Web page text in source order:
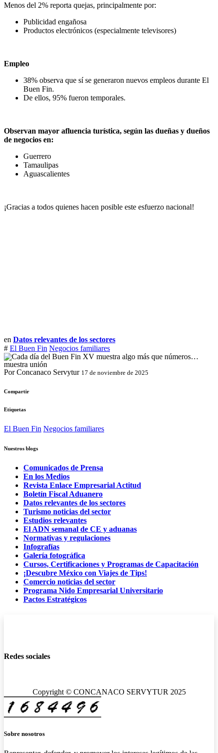
Menos del 2% reporta quejas, principalmente por:
Publicidad engañosa
Productos electrónicos (especialmente televisores)
Empleo
38% observa que sí se generaron nuevos empleos durante El
Buen Fin.
De ellos, 95% fueron temporales.
Observan mayor afluencia turística, según las dueñas y dueños
de negocios en:
Guerrero
Tamaulipas
⁠Aguascalientes
¡Gracias a todos quienes hacen posible este esfuerzo nacional!
en Datos relevantes de los sectores
# El Buen Fin Negocios familiares
Por Concanaco Servytur 17 de noviembre de 2025
Compartir
Etiquetas
El Buen Fin Negocios familiares
Nuestros blogs
Comunicados de Prensa
En los Medios
Revista Enlace Empresarial Actitud
Boletín Fiscal Aduanero
Datos relevantes de los sectores
Turismo noticias del sector
Estudios relevantes
El ADN semanal de CE y aduanas
Normativas y regulaciones
Infografías
Galería fotográfica
Cursos, Certificaciones y Programas de Capacitación
¡Descubre México con Viajes de Tips!
Comercio noticias del sector
Programa Nido Empresarial Universitario
Pactos Estratégicos
Redes sociales
Copyright © CONCANACO SERVYTUR 2025
Sobre nosotros